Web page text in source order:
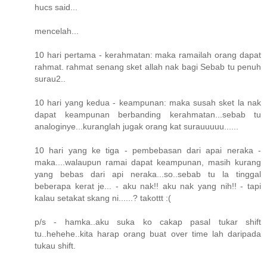
hucs said...
mencelah...
10 hari pertama - kerahmatan: maka ramailah orang dapat
rahmat. rahmat senang sket allah nak bagi Sebab tu penuh
surau2..
10 hari yang kedua - keampunan: maka susah sket la nak
dapat keampunan berbanding kerahmatan...sebab tu
analoginye...kuranglah jugak orang kat surauuuuu......
10 hari yang ke tiga - pembebasan dari apai neraka -
maka....walaupun ramai dapat keampunan, masih kurang
yang bebas dari api neraka...so..sebab tu la tinggal
beberapa kerat je... - aku nak!! aku nak yang nih!! - tapi
kalau setakat skang ni......? takottt :(
p/s - hamka..aku suka ko cakap pasal tukar shift
tu..hehehe..kita harap orang buat over time lah daripada
tukau shift.